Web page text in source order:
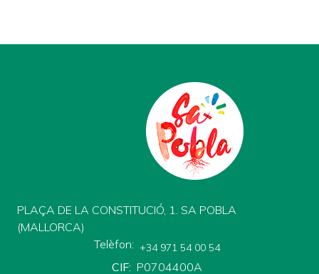
PLAÇA DE LA CONSTITUCIÓ, 1. SA POBLA
(MALLORCA)
Telèfon
+34 971 54 00 54
CIF P0704400A